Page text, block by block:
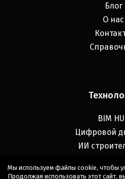
Блог
О нас
BIM
Цифровой
ИИ
Мы используем файлы cookie, чтобы
Продолжая использовать этот сайт,